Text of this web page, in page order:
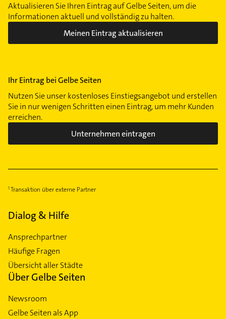
Aktualisieren Sie Ihren Eintrag auf Gelbe Seiten, um die
Informationen aktuell und vollständig zu halten.
Meinen Eintrag aktualisieren
Ihr Eintrag bei Gelbe Seiten
Nutzen Sie unser kostenloses Einstiegsangebot und erstellen
Sie in nur wenigen Schritten einen Eintrag, um mehr Kunden
erreichen.
Unternehmen eintragen
Transaktion über externe Partner
Dialog & Hilfe
Ansprechpartner
Häufige Fragen
Übersicht aller Städte
Über Gelbe Seiten
Newsroom
Gelbe Seiten als App